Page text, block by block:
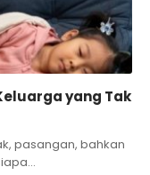
yang Tak
pasangan, bahkan
…